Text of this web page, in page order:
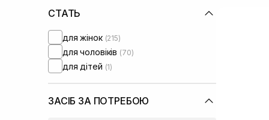
Xuandi Si
Франція
Японія
СТАТЬ
для жінок (215)
для чоловіків (70)
для дітей (1)
ЗАСІБ ЗА ПОТРЕБОЮ